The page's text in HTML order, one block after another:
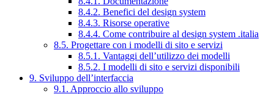
8.4.2. Benefici del design system
8.4.3. Risorse operative
8.4.4. Come contribuire al design system .italia
8.5. Progettare con i modelli di sito e servizi
8.5.1. Vantaggi dell’utilizzo dei modelli
8.5.2. I modelli di sito e servizi disponibili
9. Sviluppo dell’interfaccia
9.1. Approccio allo sviluppo